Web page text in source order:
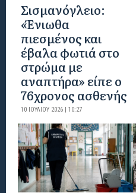
Σισμανόγλειο:
«Ένιωθα
πιεσμένος και
έβαλα φωτιά στο
στρώμα με
αναπτήρα» είπε ο
76χρονος ασθενής
10 ΙΟΥΛΊΟΥ 2026 | 10:27